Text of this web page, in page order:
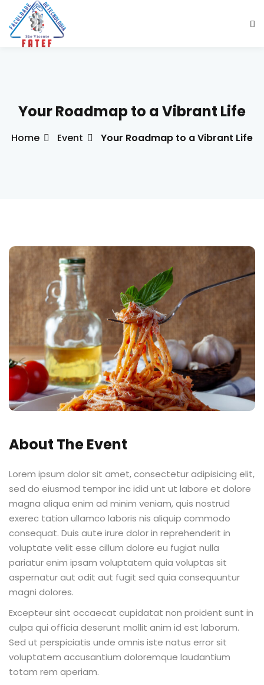
Social
Informação
Produção
de Avaliação
de Egressos
Your Roadmap to a Vibrant Life
Home Event Your Roadmap to a Vibrant Life
About The Event
Lorem ipsum dolor sit amet, consectetur adipisicing elit,
sed do eiusmod tempor inc idid unt ut labore et dolore
magna aliqua enim ad minim veniam, quis nostrud
exerec tation ullamco laboris nis aliquip commodo
consequat. Duis aute irure dolor in reprehenderit in
voluptate velit esse cillum dolore eu fugiat nulla
pariatur enim ipsam voluptatem quia voluptas sit
aspernatur aut odit aut fugit sed quia consequuntur
magni dolores.
Excepteur sint occaecat cupidatat non proident sunt in
culpa qui officia deserunt mollit anim id est laborum.
Sed ut perspiciatis unde omnis iste natus error sit
voluptatem accusantium doloremque laudantium
totam rem aperiam.
Sign up
Already have an account? Sign in